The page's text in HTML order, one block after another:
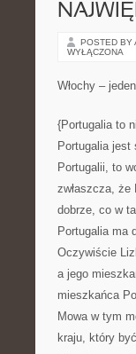
POSTED BY
WYŁĄCZONA
Włochy –
{Portugalia to
Portugalia jest
Portugalii, to
zwłaszcza, że
dobrze, co w
Portugalia ma
Oczywiście
a jego
mieszkańca
Mowa w tym
kraju, który